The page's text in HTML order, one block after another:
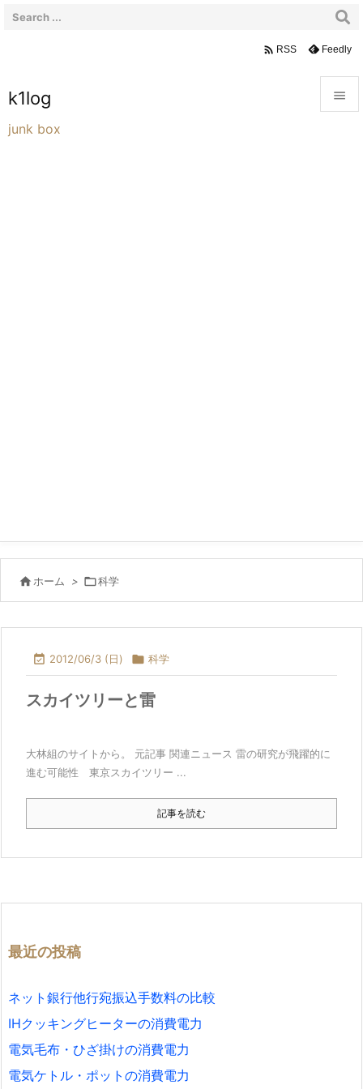
k1log
junk box

 RSS Feedly
 ホーム > 科学
 2012/06/3 (日)  科学
スカイツリーと雷
大林組のサイトから。 元記事 関連ニュース 雷の研究が飛躍的に
進む可能性 東京スカイツリー ...
記事を読む
最近の投稿
ネット銀行他行宛振込手数料の比較
IHクッキングヒーターの消費電力
電気毛布・ひざ掛けの消費電力
電気ケトル・ポットの消費電力